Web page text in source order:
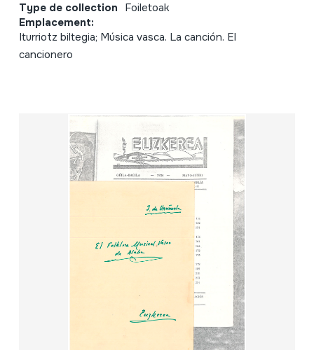
Type de collection Foiletoak
Emplacement:
Iturriotz biltegia; Música vasca. La canción. El
cancionero